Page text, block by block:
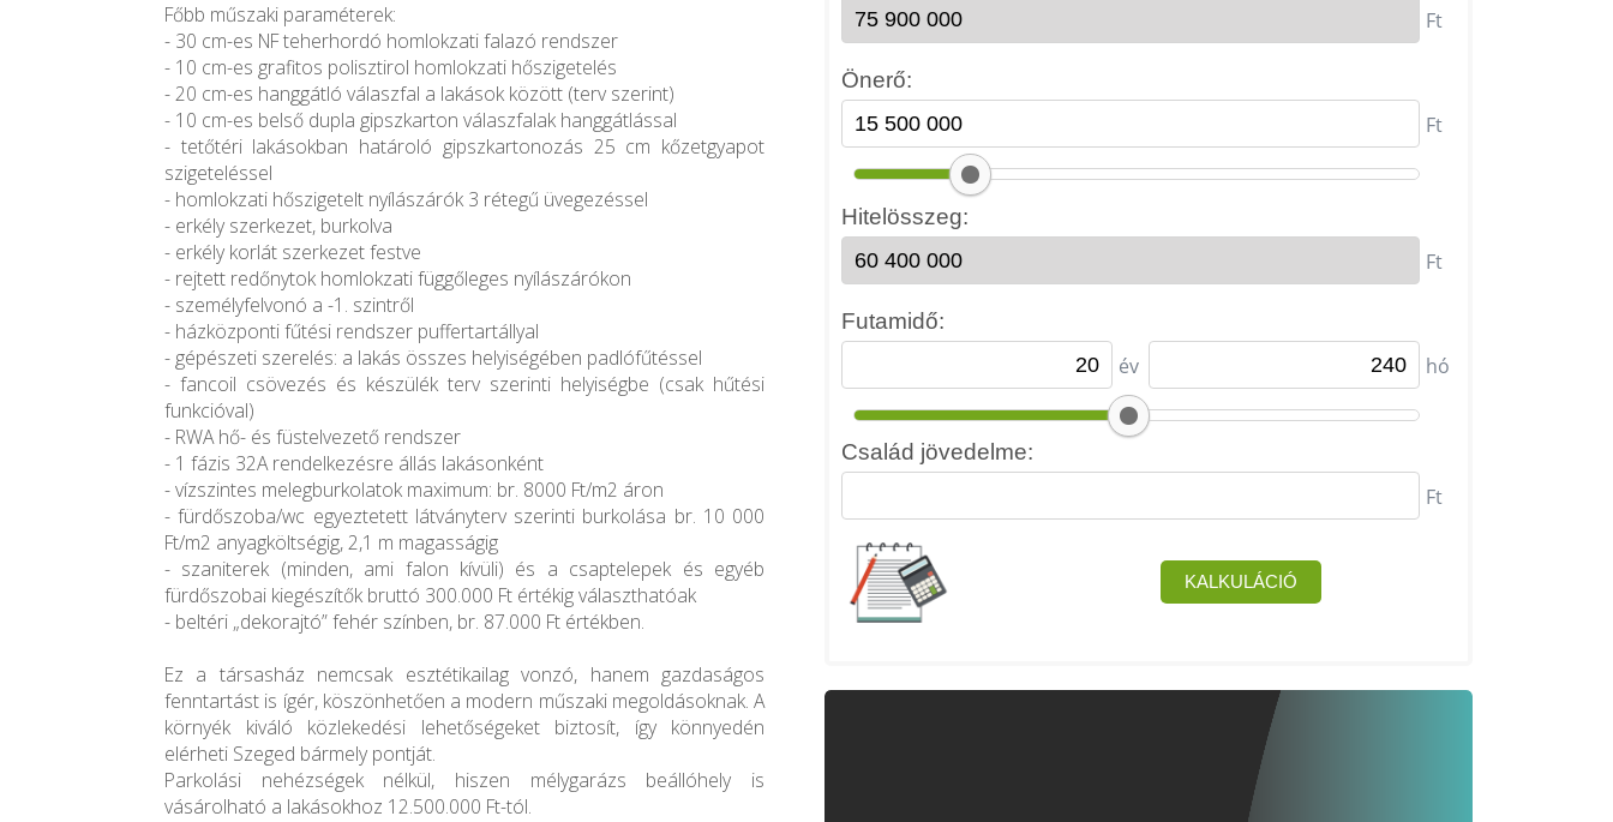
Főbb műszaki paraméterek:
- 30 cm-es NF teherhordó homlokzati falazó rendszer
- 10 cm-es grafitos polisztirol homlokzati hőszigetelés
- 20 cm-es hanggátló válaszfal a lakások között (terv szerint)
- 10 cm-es belső dupla gipszkarton válaszfalak hanggátlással
- tetőtéri lakásokban határoló gipszkartonozás 25 cm kőzetgyapot
szigeteléssel
- homlokzati hőszigetelt nyílászárók 3 rétegű üvegezéssel
- erkély szerkezet, burkolva
- erkély korlát szerkezet festve
- rejtett redőnytok homlokzati függőleges nyílászárókon
- személyfelvonó a -1. szintről
- házközponti fűtési rendszer puffertartállyal
- gépészeti szerelés: a lakás összes helyiségében padlófűtéssel
- fancoil csövezés és készülék terv szerinti helyiségbe (csak hűtési
funkcióval)
- RWA hő- és füstelvezető rendszer
- 1 fázis 32A rendelkezésre állás lakásonként
- vízszintes melegburkolatok maximum: br. 8000 Ft/m2 áron
- fürdőszoba/wc egyeztetett látványterv szerinti burkolása br. 10 000
Ft/m2 anyagköltségig, 2,1 m magasságig
- szaniterek (minden, ami falon kívüli) és a csaptelepek és egyéb
fürdőszobai kiegészítők bruttó 300.000 Ft értékig választhatóak
- beltéri „dekorajtó” fehér színben, br. 87.000 Ft értékben.
Ez a társasház nemcsak esztétikailag vonzó, hanem gazdaságos
fenntartást is ígér, köszönhetően a modern műszaki megoldásoknak. A
környék kiváló közlekedési lehetőségeket biztosít, így könnyedén
elérheti Szeged bármely pontját.
Parkolási nehézségek nélkül, hiszen mélygarázs beállóhely is
vásárolható a lakásokhoz 12.500.000 Ft-tól.